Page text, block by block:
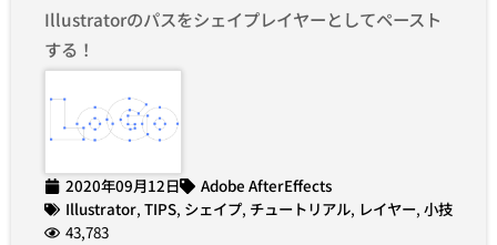
Illustratorのパスをシェイプレイヤーとしてペースト
する！
2020年09月12日
Adobe AfterEffects
Illustrator, TIPS, シェイプ, チュートリアル, レイヤー, 小技
43,783